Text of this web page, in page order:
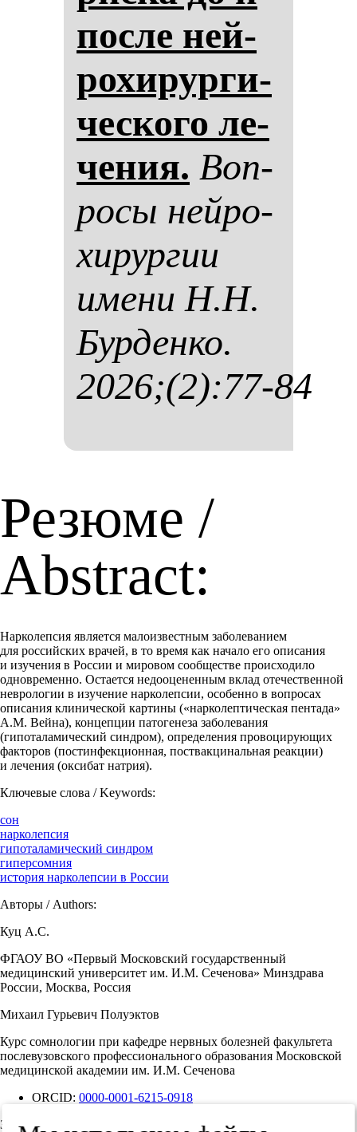
пос­ле ней­
ро­хи­рур­ги­
чес­ко­го ле­
че­ния. Воп­
ро­сы ней­ро­
хи­рур­гии
име­ни Н.Н.
Бур­ден­ко.
2026;(2):77-84
Резюме /
Abstract:
Нарколепсия является малоизвестным заболеванием
для российских врачей, в то время как начало его описания
и изучения в России и мировом сообществе происходило
одновременно. Остается недооцененным вклад отечественной
неврологии в изучение нарколепсии, особенно в вопросах
описания клинической картины («нарколептическая пентада»
А.М. Вейна), концепции патогенеза заболевания
(гипоталамический синдром), определения провоцирующих
факторов (постинфекционная, поствакцинальная реакции)
и лечения (оксибат натрия).
Ключевые слова / Keywords:
сон
нарколепсия
гипоталамический синдром
гиперсомния
история нарколепсии в России
Авторы / Authors:
Куц А.С.
ФГАОУ ВО «Первый Московский государственный
медицинский университет им. И.М. Сеченова» Минздрава
России, Москва, Россия
Михаил Гурьевич Полуэктов
Курс сомнологии при кафедре нервных болезней факультета
послевузовского профессионального образования Московской
медицинской академии им. И.М. Сеченова
ORCID: 0000-0001-6215-0918
Закрыть метаданные